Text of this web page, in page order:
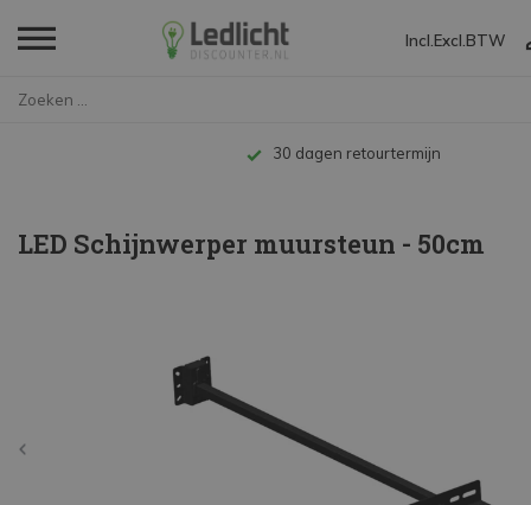
Incl. Excl. BTW
Tot 10 jaar garantie
LED Schijnwerper muursteun - 50cm